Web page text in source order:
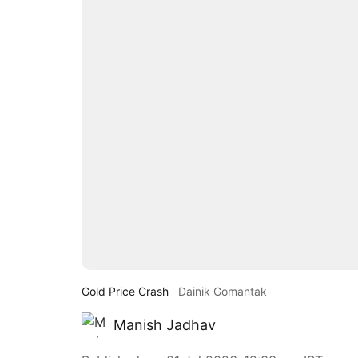
Gold Price Crash Dainik Gomantak
Manish Jadhav